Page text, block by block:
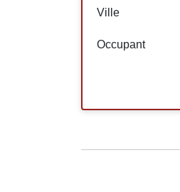
Ville
Occupant